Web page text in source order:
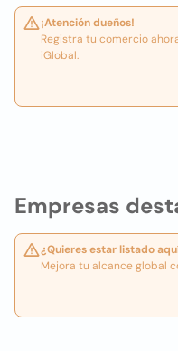
Empresas
¿Quieres estar listado
Mejora tu alcance global
¡Atención dueños!
Registra tu comercio
iGlobal.